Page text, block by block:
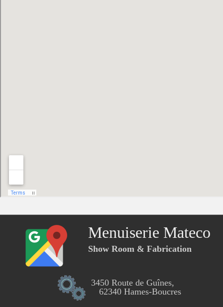
Menuiserie Mateco
Show Room & Fabrication
3450 Route de Guînes,
62340 Hames-Boucres